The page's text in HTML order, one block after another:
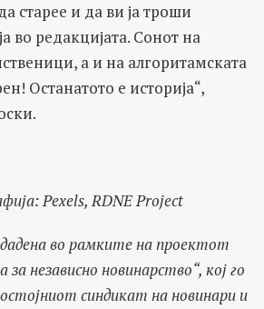
старее и да ви ја троши
во редакцијата. Сонот на
а и на алгоритамската
Останатото е историја“,
Pexels, RDNE Project
во рамките на проектот
независно новинарство“, кој го
синдикат на новинари и